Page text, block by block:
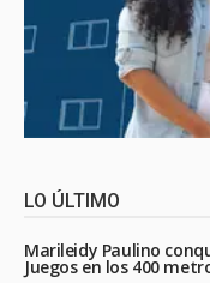
LO ÚLTIMO
Marileidy Paulino
Juegos en los 400